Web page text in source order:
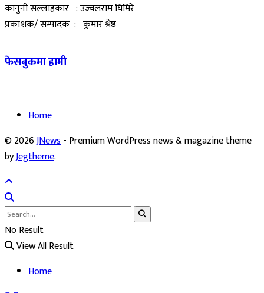
कानुनी सल्लाहकार : उज्वलराम घिमिरे
प्रकाशक/ सम्पादक : कुमार श्रेष्ठ
फेसबुकमा हामी
Home
© 2026JNews- Premium WordPress news & magazine theme
byJegtheme.
No Result
View All Result
Home